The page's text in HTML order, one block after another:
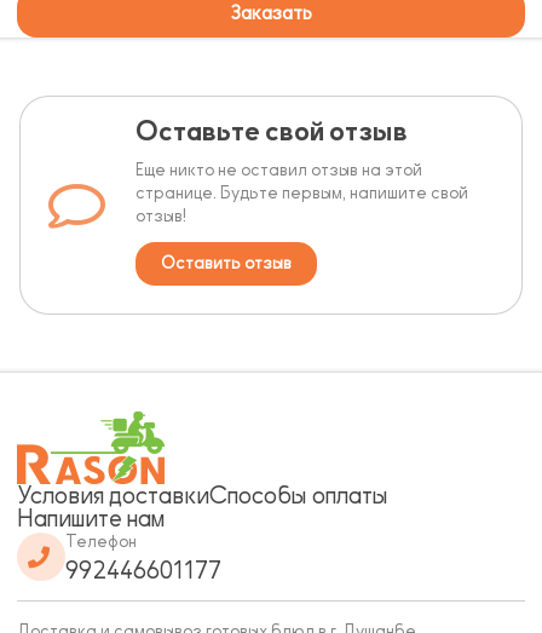
Заказать
Оставьте свой отзыв
Еще никто не оставил отзыв на этой
странице. Будьте первым, напишите свой
отзыв!
Оставить отзыв
Условия доставкиСпособы оплаты
Напишите нам
Телефон
992446601177